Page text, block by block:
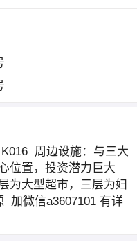
周边设施：与三大
位置，投资潜力巨大
为大型超市，三层为妇
加微信a3607101 有详